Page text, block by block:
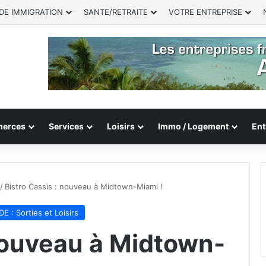
IMMIGRATION SANTE/RETRAITE VOTRE ENTREPRISE
Services Loisirs Immo / Logement
/ Bistro Cassis : nouveau à Midtown-Miami !
: Sorties et Loisirs
à Midtown-